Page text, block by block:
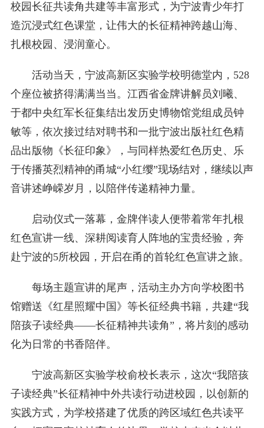
校园长征共读角共建等丰富形式，为宁波青少年打
造沉浸式红色课堂，让伟大的长征精神跨越山海、
扎根校园、浸润童心。
活动当天，宁波高新区实验学校明德堂内，528
个座位被挤得满满当当。江西省金牌讲解员刘曦、
于都中央红军长征集结出发历史博物馆党组成员钟
敏等，依次接过结对聘书和一批宁波出版社红色精
品出版物《长征印象》，与同样热爱红色历史、乐
于传播英烈精神的甬城“小红缨”现场结对，继续以声
音讲述峥嵘岁月，以陪伴传递精神力量。
启动仪式一落幕，金牌伴读人便带着常年扎根
红色宣讲一线、深耕阅读育人阵地的宝贵经验，奔
赴宁波的5所校园，开启在甬的首轮红色宣讲之旅。
每场主题宣讲的尾声，活动主办方向学校图书
馆赠送《红星照耀中国》等长征经典书籍，共建“我
陪孩子读经典——长征精神共读角”，将片刻的感动
化为日常的书香陪伴。
宁波高新区实验学校俞校长表示，这次“我陪孩
子读经典”长征精神中外共读行动进校园，以创新的
实践方式，为学校搭建了优质的跨区域红色共读平